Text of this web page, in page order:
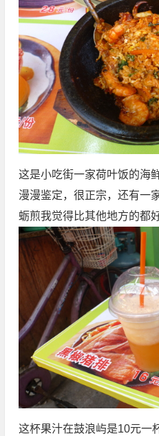
这是小吃街一家荷叶饭的海
漫漫鉴定，很正宗，还有一
蛎煎我觉得比其他地方的都
这杯果汁在鼓浪屿是10元一